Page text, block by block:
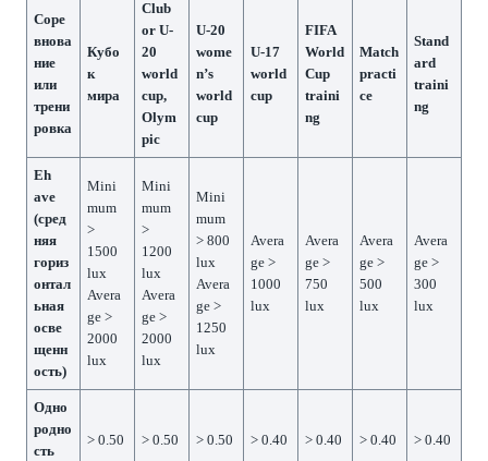
Соре
внова
ние
или
трени
ровка
Кубо
к
мира
Club
or U-
20
world
cup,
Olym
pic
U-20
wome
n’s
world
cup
U-17
world
cup
FIFA
World
Cup
traini
ng
Match
practi
ce
Stand
ard
traini
ng
Eh
ave
(сред
няя
гориз
онтал
ьная
осве
щенн
ость)
Mini
mum
>
1500
lux
Avera
ge >
2000
lux
Mini
mum
>
1200
lux
Avera
ge >
2000
lux
Mini
mum
> 800
lux
Avera
ge >
1250
lux
Avera
ge >
1000
lux
Avera
ge >
750
lux
Avera
ge >
500
lux
Avera
ge >
300
lux
Одно
родно
сть
> 0.50 > 0.50 > 0.50 > 0.40 > 0.40 > 0.40 > 0.40